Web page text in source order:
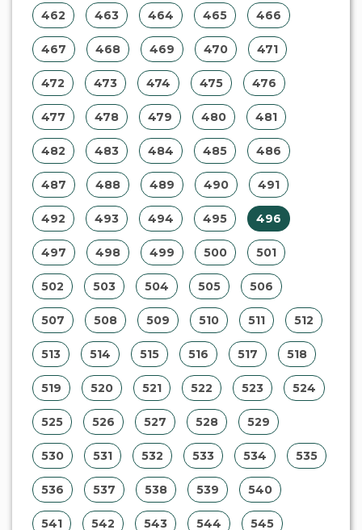
513 514 515 516 517
519 520 521 522 523
525 526 527 528 529
530 531 532 533 534
536 537 538 539 540
541 542 543 544 545
546 547 548 549 550
551 552 553 554 555
557 558 559 560 561 562
563 564
Institucional
A Regina Aude Leilões
Serviços
Parceiros